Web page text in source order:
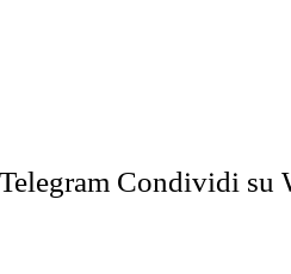
Condividi su